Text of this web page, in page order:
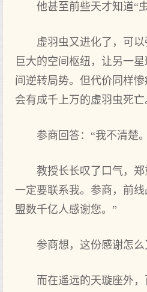
他甚至前些天才知道“
虚羽虫又进化了，可
巨大的空间枢纽，让另一
间逆转局势。但代价同样
会有成千上万的虚羽虫死亡
参商回答：“我不清楚
教授长长叹了口气，郑
一定要联系我。参商，前
盟数千亿人感谢您。”
参商想，这份感谢怎么
而在遥远的天璇座外